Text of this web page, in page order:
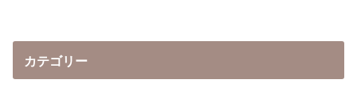
カテゴリー